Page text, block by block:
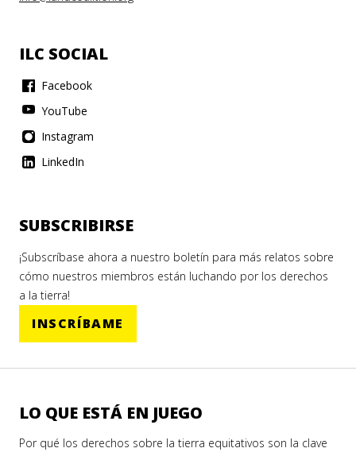
ILC SOCIAL
Facebook
YouTube
Instagram
LinkedIn
SUBSCRIBIRSE
¡Subscríbase ahora a nuestro boletín para más relatos sobre
cómo nuestros miembros están luchando por los derechos
a la tierra!
INSCRÍBAME
LO QUE ESTÁ EN JUEGO
Por qué los derechos sobre la tierra equitativos son la clave